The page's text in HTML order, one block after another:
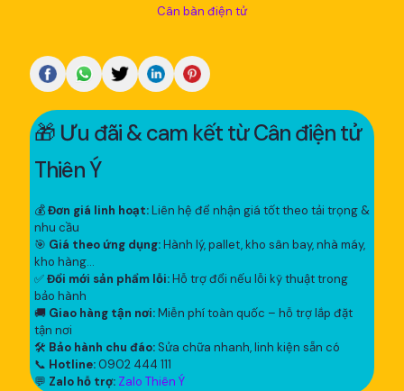
Cân bàn điện tử
🎁 Ưu đãi & cam kết từ Cân điện tử
Thiên Ý
💰Đơn giá linh hoạt:Liên hệ để nhận giá tốt theo tải trọng &
nhu cầu
🎯 Giá theo ứng dụng:Hành lý, pallet, kho sân bay, nhà máy,
kho hàng...
✅Đổi mới sản phẩm lỗi:Hỗ trợ đổi nếu lỗi kỹ thuật trong
bảo hành
🚚 Giao hàng tận nơi:Miễn phí toàn quốc – hỗ trợ lắp đặt
tận nơi
🛠 Bảo hành chu đáo: Sửa chữa nhanh, linh kiện sẵn có
📞 Hotline: 0902 444 111
💬 Zalo hỗ trợ: Zalo Thiên Ý